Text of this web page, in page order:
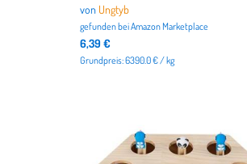
von Ungtyb
gefunden beiAmazon Marketplace
6,39 €
Grundpreis: 6390.0 € / kg